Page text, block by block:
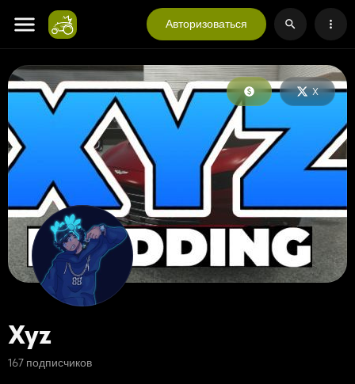
Авторизоваться
X
Xyz
167 подписчиков